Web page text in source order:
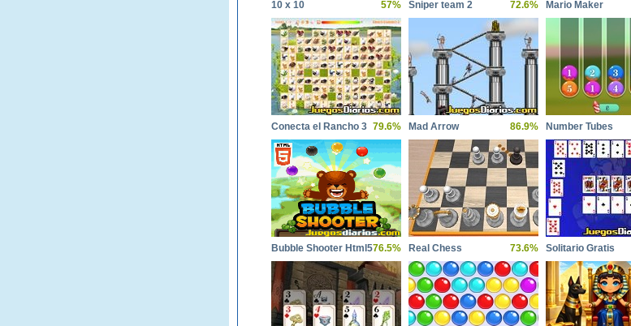
10 x 10 57% Sniper team 2 72.6% Mario Maker
Conecta el Rancho 3 79.6% Mad Arrow 86.9% Number Tubes
Bubble Shooter Html576.5% Real Chess 73.6% Solitario Gratis